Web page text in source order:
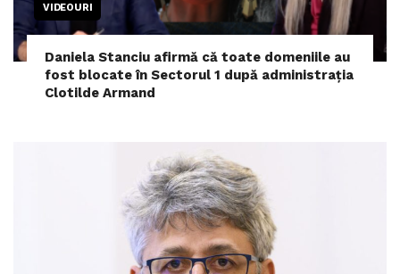
VIDEOURI
Daniela Stanciu afirmă că toate domeniile au
fost blocate în Sectorul 1 după administrația
Clotilde Armand